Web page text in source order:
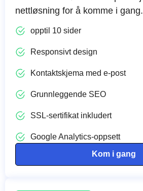
nettløsning for å komme i gang.
opptil 10 sider
Responsivt design
Kontaktskjema med e-post
Grunnleggende SEO
SSL-sertifikat inkludert
Google Analytics-oppsett
Kom i gang